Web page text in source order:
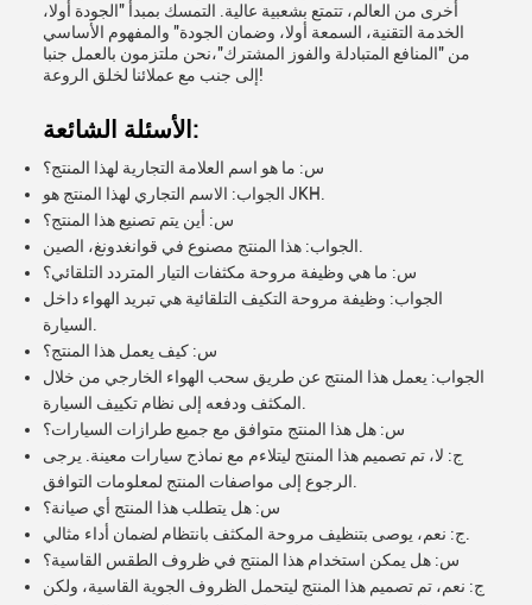
أخرى من العالم، تتمتع بشعبية عالية. التمسك بمبدأ "الجودة أولا،
الخدمة التقنية، السمعة أولا، وضمان الجودة" والمفهوم الأساسي
من "المنافع المتبادلة والفوز المشترك"،نحن ملتزمون بالعمل جنبا
إلى جنب مع عملائنا لخلق الروعة!
الأسئلة الشائعة:
س: ما هو اسم العلامة التجارية لهذا المنتج؟
الجواب: الاسم التجاري لهذا المنتج هو JKH.
س: أين يتم تصنيع هذا المنتج؟
س: ما هي وظيفة مروحة مكثفات التيار المتردد التلقائي؟
الجواب: وظيفة مروحة التكيف التلقائية هي تبريد الهواء داخل
س: كيف يعمل هذا المنتج؟
الجواب: يعمل هذا المنتج عن طريق سحب الهواء الخارجي من خلال
س: هل هذا المنتج متوافق مع جميع طرازات السيارات؟
ج: لا، تم تصميم هذا المنتج ليتلاءم مع نماذج سيارات معينة. يرجى
س: هل يتطلب هذا المنتج أي صيانة؟
س: هل يمكن استخدام هذا المنتج في ظروف الطقس القاسية؟
ج: نعم، تم تصميم هذا المنتج ليتحمل الظروف الجوية القاسية، ولكن